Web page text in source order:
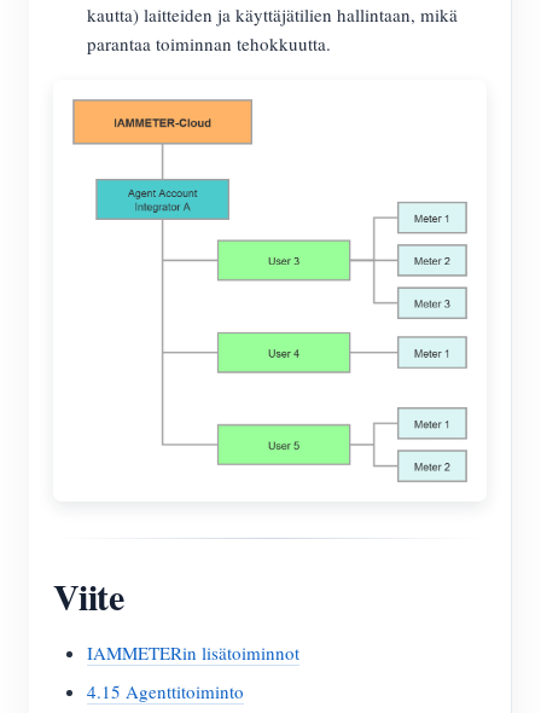
kautta) laitteiden ja käyttäjätilien hallintaan, mikä
parantaa toiminnan tehokkuutta.
Viite
IAMMETERin lisätoiminnot
4.15 Agenttitoiminto